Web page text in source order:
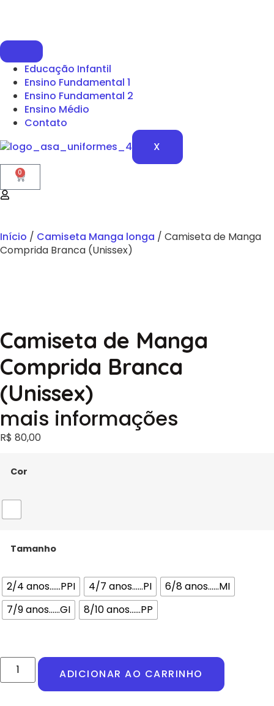
Educação Infantil
Ensino Fundamental 1
Ensino Fundamental 2
Ensino Médio
Contato
X
0
Início / Camiseta Manga longa / Camiseta de Manga
Comprida Branca (Unissex)
Camiseta de Manga
Comprida Branca
(Unissex)
mais informações
R$ 80,00
Cor
Tamanho
2/4 anos......PPI 4/7 anos......PI
6/8 anos......MI
7/9 anos......GI
8/10 anos......PP
ADICIONAR AO CARRINHO